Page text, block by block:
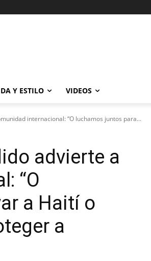
Y ESTILO VIDEOS
internacional: “O luchamos juntos para...
advierte a
“O
a Haití o
a